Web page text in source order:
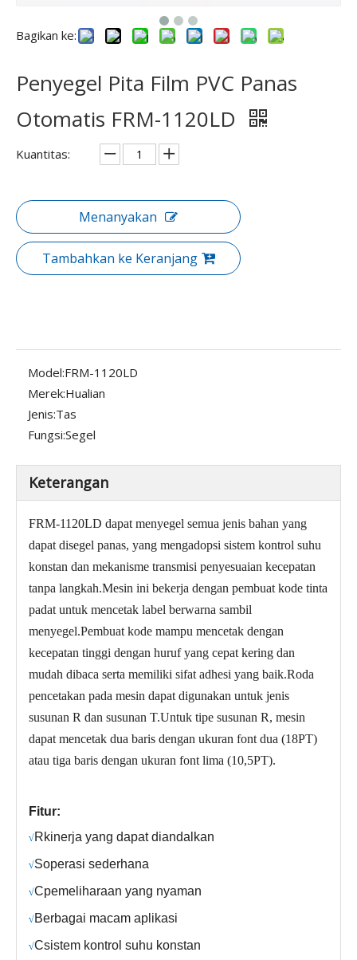
Bagikan ke:
Penyegel Pita Film PVC Panas
Otomatis FRM-1120LD
Kuantitas:
Menanyakan
Tambahkan ke Keranjang
Model:FRM-1120LD
Merek:Hualian
Jenis:Tas
Fungsi:Segel
Keterangan
FRM-1120LD dapat menyegel semua jenis bahan yang
dapat disegel panas, yang mengadopsi sistem kontrol suhu
konstan dan mekanisme transmisi penyesuaian kecepatan
tanpa langkah.Mesin ini bekerja dengan pembuat kode tinta
padat untuk mencetak label berwarna sambil
menyegel.Pembuat kode mampu mencetak dengan
kecepatan tinggi dengan huruf yang cepat kering dan
mudah dibaca serta memiliki sifat adhesi yang baik.Roda
pencetakan pada mesin dapat digunakan untuk jenis
susunan R dan susunan T.Untuk tipe susunan R, mesin
dapat mencetak dua baris dengan ukuran font dua (18PT)
atau tiga baris dengan ukuran font lima (10,5PT).
Fitur:
√Rkinerja yang dapat diandalkan
√Soperasi sederhana
√Cpemeliharaan yang nyaman
√Berbagai macam aplikasi
√Csistem kontrol suhu konstan